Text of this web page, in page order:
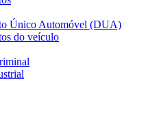
Único Automóvel (DUA)
do veículo